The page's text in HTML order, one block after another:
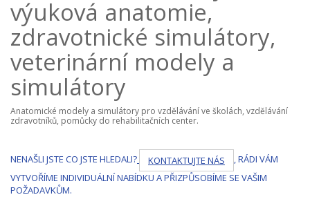
výuková anatomie,
zdravotnické simulátory,
veterinární modely a
simulátory
Anatomické modely a simulátory pro vzdělávání ve školách, vzdělávání
zdravotníků, pomůcky do rehabilitačních center.
NENAŠLI JSTE CO JSTE HLEDALI? KONTAKTUJTE NÁS
, RÁDI VÁM
VYTVOŘÍME INDIVIDUÁLNÍ NABÍDKU A PŘIZPŮSOBÍME SE VAŠIM
POŽADAVKŮM.